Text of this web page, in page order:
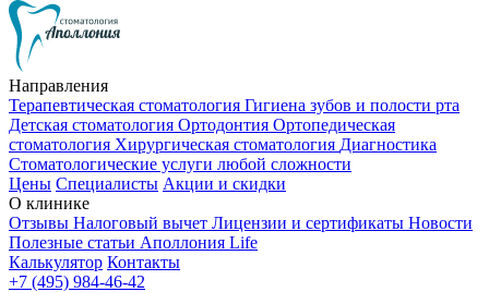
Направления
Терапевтическая стоматология Гигиена зубов и полости рта
Детская стоматология Ортодонтия Ортопедическая
стоматология Хирургическая стоматология Диагностика
Стоматологические услуги любой сложности
Цены Специалисты Акции и скидки
О клинике
Отзывы Налоговый вычет Лицензии и сертификаты Новости
Полезные статьи Аполлония Life
Калькулятор Контакты
+7 (495) 984-46-42